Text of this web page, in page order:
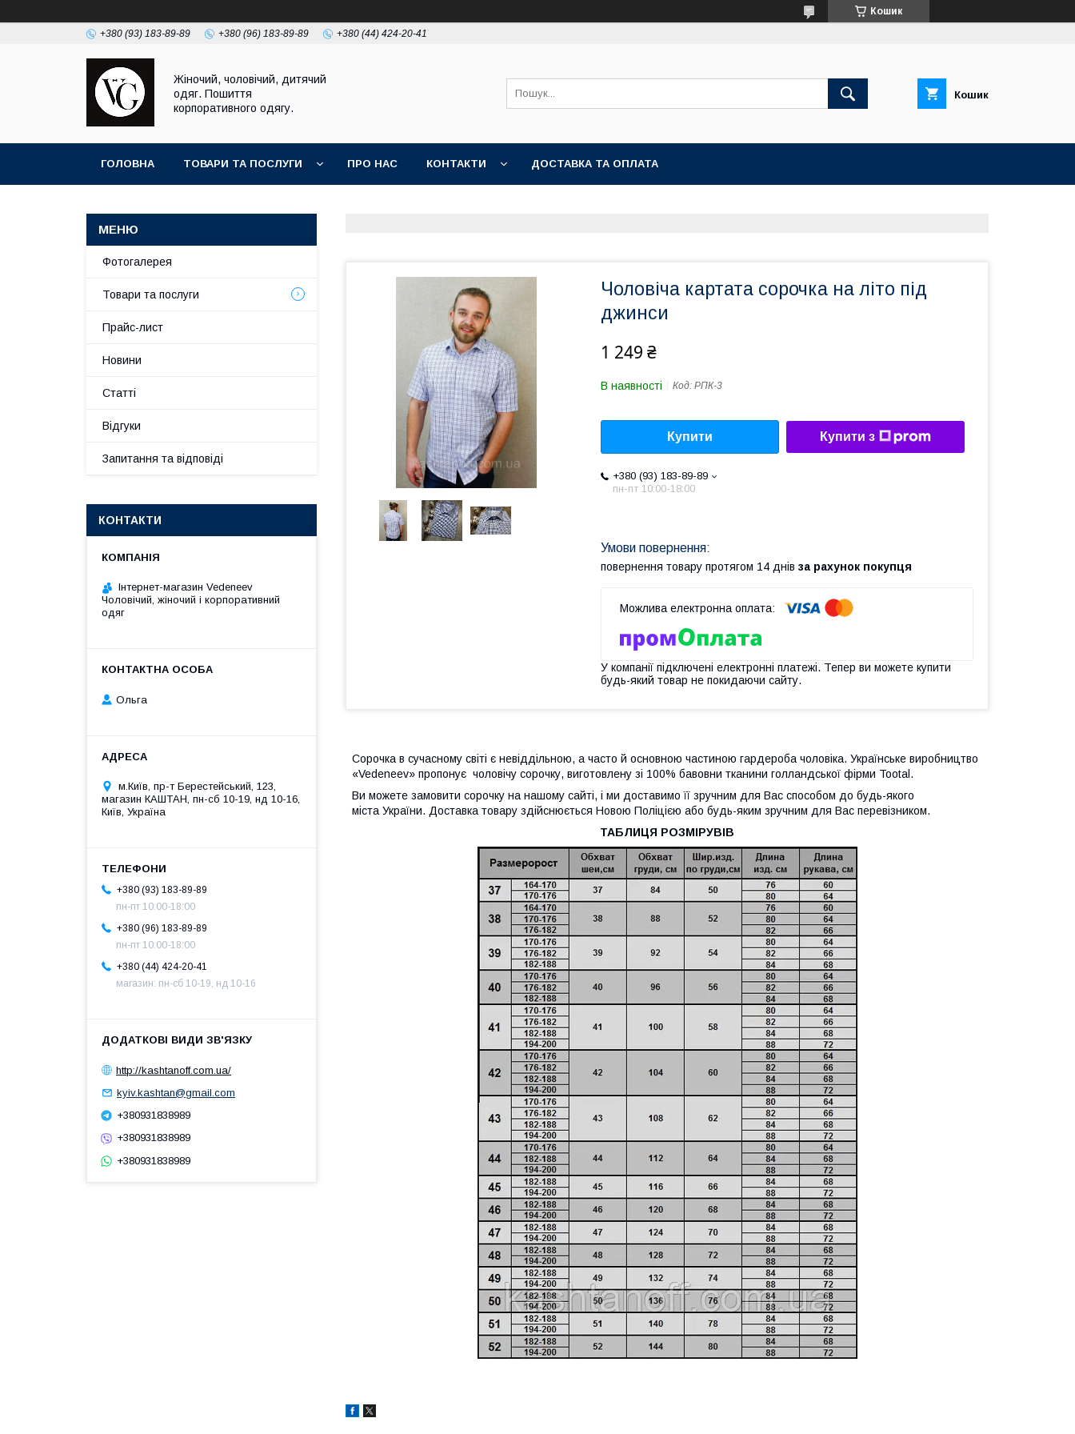
Кошик
+380 (93) 183-89-89 +380 (96) 183-89-89 +380 (44) 424-20-41
Жіночий, чоловічий, дитячий
одяг. Пошиття
корпоративного одягу.
Кошик
ГОЛОВНА ТОВАРИ ТА ПОСЛУГИ ПРО НАС КОНТАКТИ ДОСТАВКА ТА ОПЛАТА
Чоловіча картата сорочка на літо під
джинси
1 249 ₴
В наявності Код: РПК-3
Купити Купити з
+380 (93) 183-89-89
пн-пт 10:00-18:00
повернення товару протягом 14 днів за рахунок покупця
У компанії підключені електронні платежі. Тепер ви можете купити
будь-який товар не покидаючи сайту.
Сорочка в сучасному світі є невіддільною, а часто й основною частиною гардероба чоловіка. Українське виробництво
«Vedeneev» пропонує чоловічу сорочку, виготовлену зі 100% бавовни тканини голландської фірми Tootal.
Ви можете замовити сорочку на нашому сайті, і ми доставимо її зручним для Вас способом до будь-якого
міста України. Доставка товару здійснюється Новою Поліцією або будь-яким зручним для Вас перевізником.
ТАБЛИЦЯ РОЗМІРУВІВ
Фотогалерея
Товари та послуги
Прайс-лист
Новини
Статті
Відгуки
Запитання та відповіді
КОНТАКТИ
Інтернет-магазин Vedeneev
Чоловічий, жіночий і корпоративний
одяг
Ольга
м.Київ, пр-т Берестейський, 123,
магазин КАШТАН, пн-сб 10-19, нд 10-16,
Київ, Україна
+380 (93) 183-89-89
пн-пт 10:00-18:00
+380 (96) 183-89-89
пн-пт 10:00-18:00
+380 (44) 424-20-41
магазин: пн-сб 10-19, нд 10-16
http://kashtanoff.com.ua/
kyiv.kashtan@gmail.com
+380931838989
+380931838989
+380931838989